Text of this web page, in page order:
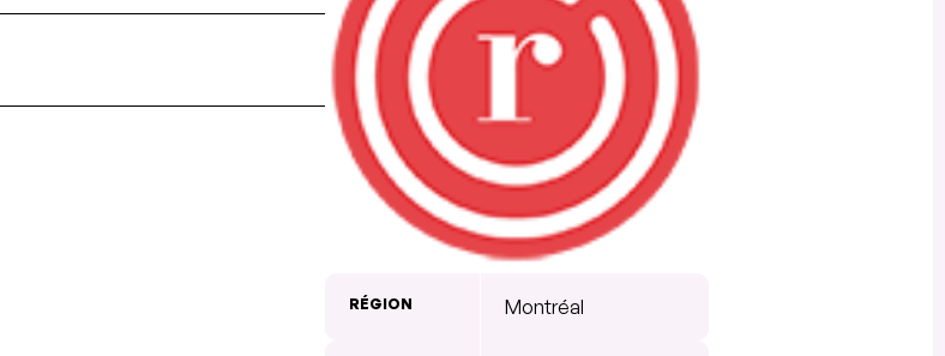
RÉGION Montréal